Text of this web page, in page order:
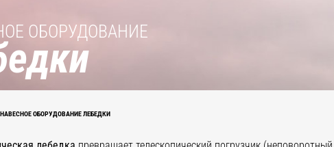
ОБОРУДОВАНИЕ
НАВЕСНОЕ ОБОРУДОВАНИЕ ЛЕБЕДКИ